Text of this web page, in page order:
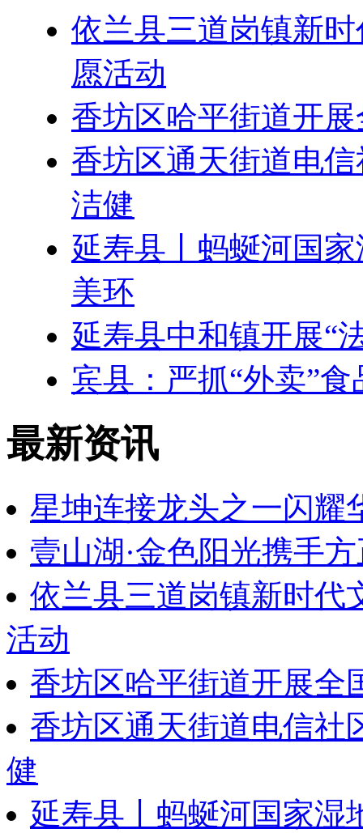
依兰县三道岗镇新
愿活动
香坊区哈平街道开
香坊区通天街道电
洁健
延寿县丨蚂蜒河国
美环
延寿县中和镇开展“
宾县：严抓“外卖”
最新资讯
星坤连接龙头之一闪耀
壹山湖·金色阳光携手
依兰县三道岗镇新时代
活动
香坊区哈平街道开展全
香坊区通天街道电信社
健
延寿县丨蚂蜒河国家湿